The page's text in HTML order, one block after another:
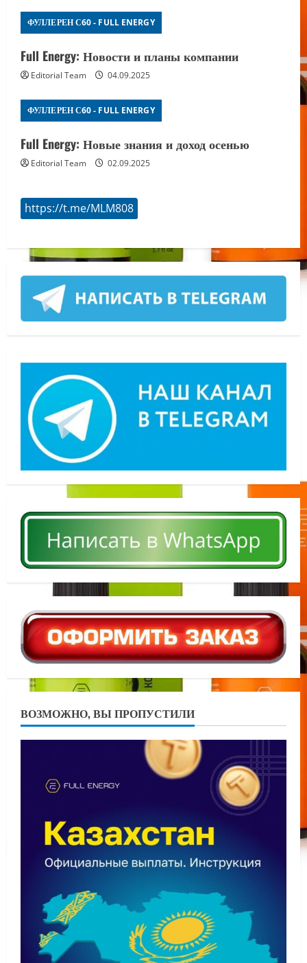
ФУЛЛЕРЕН С60 - FULL ENERGY
Full Energy: Новости и планы компании
Editorial Team 04.09.2025
ФУЛЛЕРЕН С60 - FULL ENERGY
Full Energy: Новые знания и доход осенью
Editorial Team 02.09.2025
https://t.me/MLM808
ВОЗМОЖНО, ВЫ ПРОПУСТИЛИ